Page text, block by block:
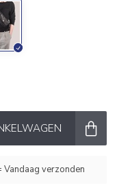
verzonden